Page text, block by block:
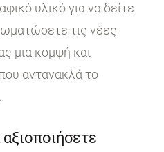
υλικό για να δείτε
τις νέες
μια κομψή και
αντανακλά το